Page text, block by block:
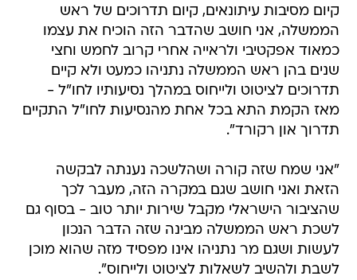
קיום מסיבות עיתונאים, קיום תדרוכים של ראש
הממשלה, אני חושב שהדבר הזה הוכיח את עצמו
כמאוד אפקטיבי ולראייה אחרי קרוב לחמש וחצי
שנים בהן ראש הממשלה נתניהו כמעט ולא קיים
תדרוכים לציטוט ולייחוס במהלך נסיעותיו לחו"ל -
מאז הקמת התא בכל אחת מהנסיעות לחו"ל התקיים
תדרוך און רקורד".
"אני שמח שזה קורה ושהלשכה נענתה לבקשה
הזאת ואני חושב שגם במקרה הזה, מעבר לכך
שהציבור הישראלי מקבל שירות יותר טוב - בסוף גם
לשכת ראש הממשלה מבינה שזה הדבר הנכון
לעשות ושגם מר נתניהו אינו מפסיד מזה שהוא מוכן
לשבת ולהשיב לשאלות לציטוט ולייחוס".